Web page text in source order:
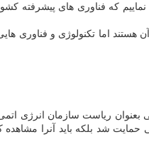
که فناوری های پیشرفته
اما تکنولوژی و فناوری
ریاست سازمان انرژی
شد بلکه باید آنرا مشاهده